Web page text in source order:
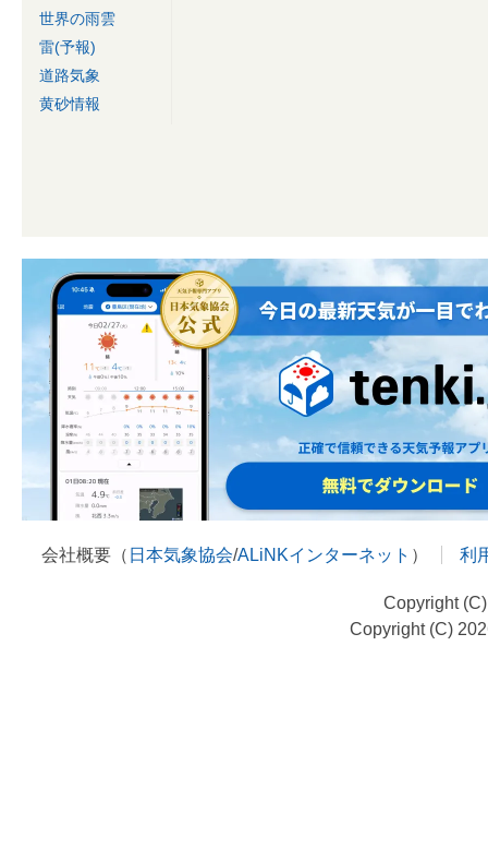
世界の雨雲
雷(予報)
道路気象
黄砂情報
会社概要（ 日本気象協会/ALiNKインターネット ） 利
Copyright
Copyright (C)